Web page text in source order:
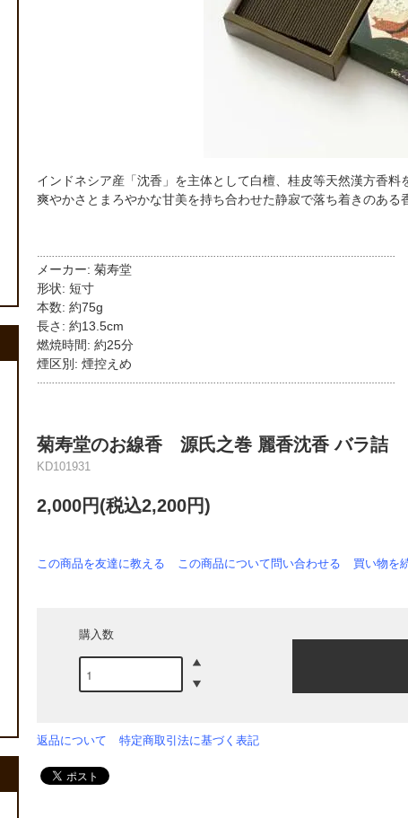
インドネシア産「沈香」を主体として白檀、桂皮等天然漢方香
爽やかさとまろやかな甘美を持ち合わせた静寂で落ち着きのある
…………………………………………………………………………………………………………
メーカー: 菊寿堂
形状: 短寸
本数: 約75g
長さ: 約13.5cm
燃焼時間: 約25分
煙区別: 煙控えめ
…………………………………………………………………………………………………………
菊寿堂のお線香 源氏之巻 麗香沈香 バラ詰
KD101931
2,000円(税込2,200円)
この商品を友達に教える この商品について問い合わせる 買い物を
購入数
返品について 特定商取引法に基づく表記